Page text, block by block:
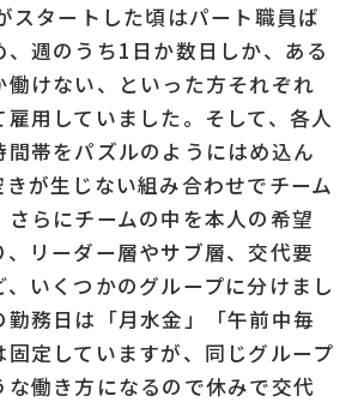
スタートした頃はパート職員ば
、週のうち1日か数日しか、ある
働けない、といった方それぞれ
用していました。そして、各人
間帯をパズルのようにはめ込ん
が生じない組み合わせでチーム
さらにチームの中を本人の希望
、リーダー層やサブ層、交代要
、いくつかのグループに分けまし
勤務日は「月水金」「午前中毎
固定していますが、同じグループ
な働き方になるので休みで交代